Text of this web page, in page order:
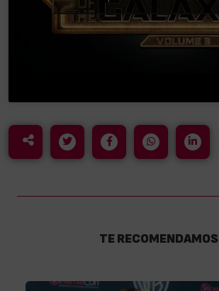
TE RECOMENDAMOS